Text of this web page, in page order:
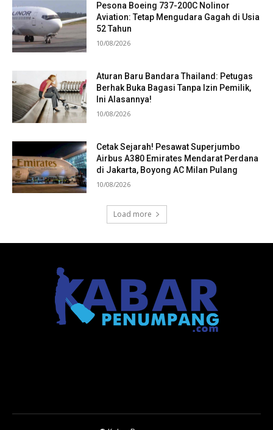
Pesona Boeing 737-200C Nolinor
Aviation: Tetap Mengudara Gagah di Usia
52 Tahun
10/08/2026
Aturan Baru Bandara Thailand: Petugas
Berhak Buka Bagasi Tanpa Izin Pemilik,
Ini Alasannya!
10/08/2026
Cetak Sejarah! Pesawat Superjumbo
Airbus A380 Emirates Mendarat Perdana
di Jakarta, Boyong AC Milan Pulang
10/08/2026
Load more